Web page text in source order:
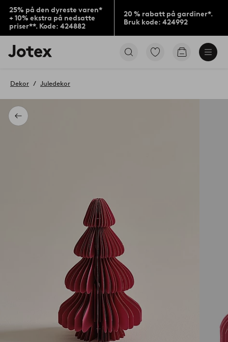
25% på den dyreste varen*
+ 10% ekstra på nedsatte
priser**. Kode: 424882
20 % rabatt på gardiner*.
Bruk kode: 424992
Jotex’
logo
til
Gå
Gå
Tilbake
Dekor Juledekor